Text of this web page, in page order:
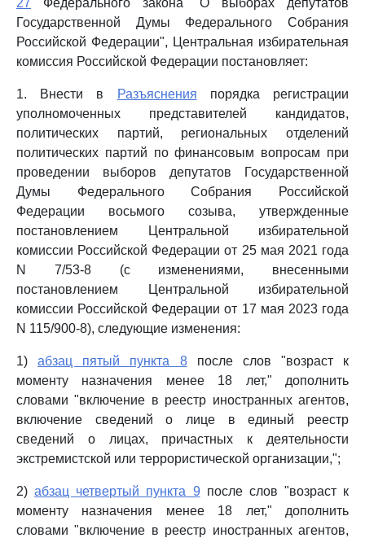
27 Федерального закона "О выборах депутатов
Государственной Думы Федерального Собрания
Российской Федерации", Центральная избирательная
комиссия Российской Федерации постановляет:
1. Внести в Разъяснения порядка регистрации
уполномоченных представителей кандидатов,
политических партий, региональных отделений
политических партий по финансовым вопросам при
проведении выборов депутатов Государственной
Думы Федерального Собрания Российской
Федерации восьмого созыва, утвержденные
постановлением Центральной избирательной
комиссии Российской Федерации от 25 мая 2021 года
N 7/53-8 (с изменениями, внесенными
постановлением Центральной избирательной
комиссии Российской Федерации от 17 мая 2023 года
N 115/900-8), следующие изменения:
1)абзац пятый пункта 8после слов "возраст к
моменту назначения менее 18 лет," дополнить
словами "включение в реестр иностранных агентов,
включение сведений о лице в единый реестр
сведений о лицах, причастных к деятельности
экстремистской или террористической организации,";
2)абзац четвертый пункта 9 после слов "возраст к
моменту назначения менее 18 лет," дополнить
словами "включение в реестр иностранных агентов,